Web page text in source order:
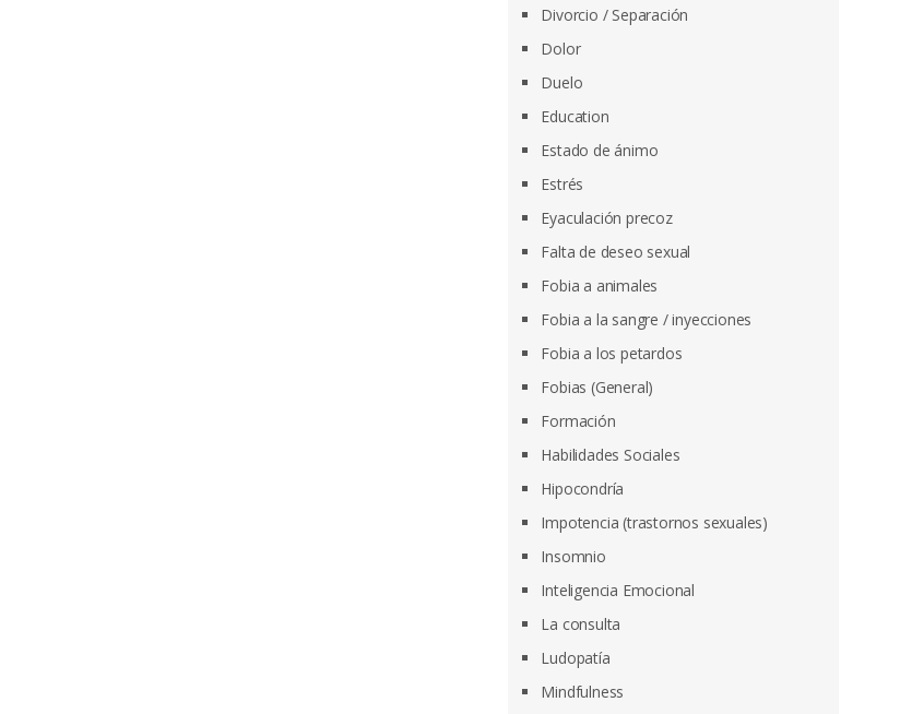
Divorcio / Separación
Dolor
Duelo
Education
Estado de ánimo
Estrés
Eyaculación precoz
Falta de deseo sexual
Fobia a animales
Fobia a la sangre / inyecciones
Fobia a los petardos
Fobias (General)
Formación
Habilidades Sociales
Hipocondría
Impotencia (trastornos sexuales)
Insomnio
Inteligencia Emocional
La consulta
Ludopatía
Mindfulness